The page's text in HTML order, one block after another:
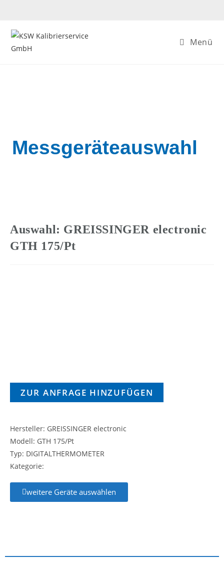
Menü
Messgeräteauswahl
Auswahl: GREISSINGER electronic
GTH 175/Pt
ZUR ANFRAGE HINZUFÜGEN
Hersteller: GREISSINGER electronic
Modell: GTH 175/Pt
Typ: DIGITALTHERMOMETER
Kategorie:
weitere Geräte auswählen